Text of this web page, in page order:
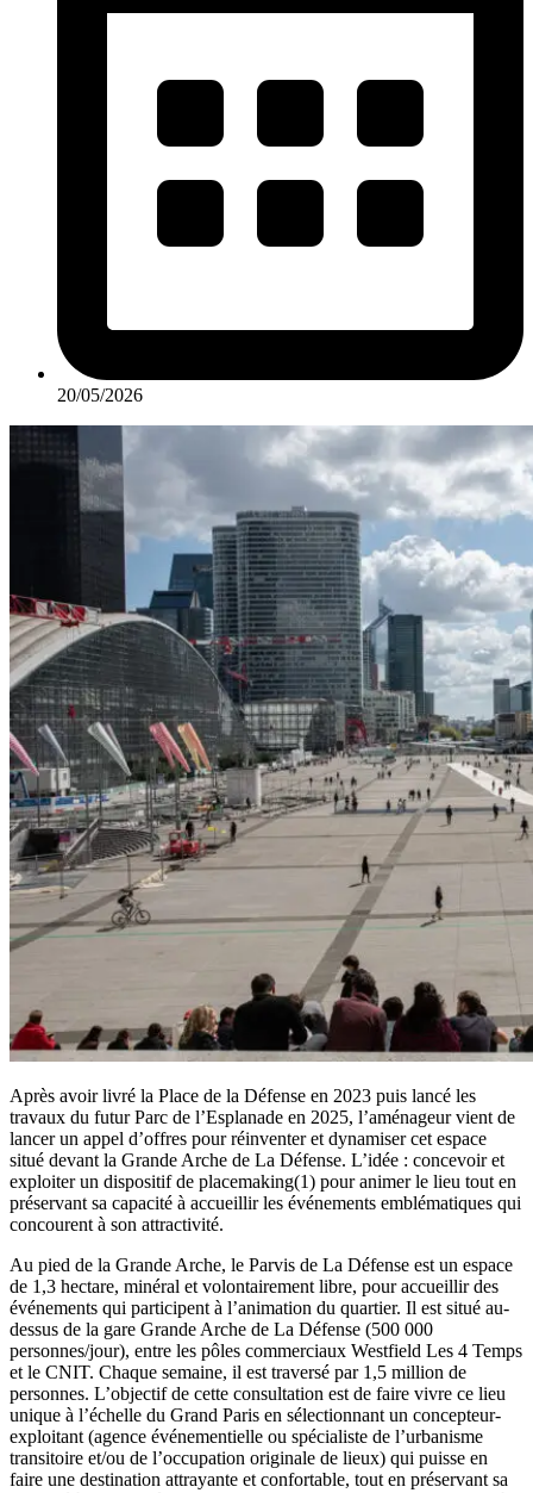
20/05/2026
Après avoir livré la Place de la Défense en 2023 puis lancé les
travaux du futur Parc de l’Esplanade en 2025, l’aménageur vient de
lancer un appel d’offres pour réinventer et dynamiser cet espace
situé devant la Grande Arche de La Défense. L’idée : concevoir et
exploiter un dispositif de placemaking(1) pour animer le lieu tout en
préservant sa capacité à accueillir les événements emblématiques qui
concourent à son attractivité.
Au pied de la Grande Arche, le Parvis de La Défense est un espace
de 1,3 hectare, minéral et volontairement libre, pour accueillir des
événements qui participent à l’animation du quartier. Il est situé au-
dessus de la gare Grande Arche de La Défense (500 000
personnes/jour), entre les pôles commerciaux Westfield Les 4 Temps
et le CNIT. Chaque semaine, il est traversé par 1,5 million de
personnes. L’objectif de cette consultation est de faire vivre ce lieu
unique à l’échelle du Grand Paris en sélectionnant un concepteur-
exploitant (agence événementielle ou spécialiste de l’urbanisme
transitoire et/ou de l’occupation originale de lieux) qui puisse en
faire une destination attrayante et confortable, tout en préservant sa